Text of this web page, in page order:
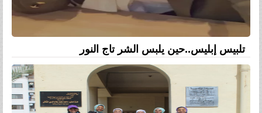
تلبيس إبليس..حين يلبس الشر تاج النور